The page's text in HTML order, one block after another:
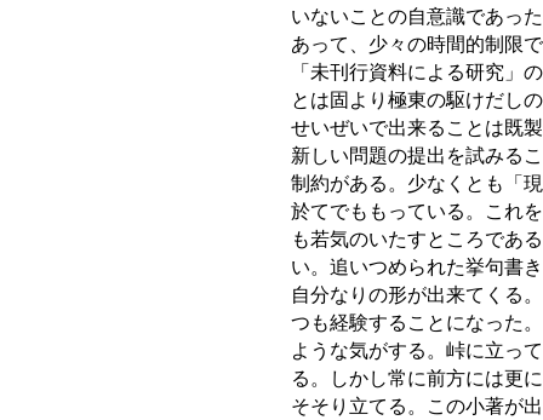
いないことの自意識であっ
あって、少々の時間的制限
「未刊行資料による研究」
とは固より極東の駆けだし
せいぜいで出来ることは既
新しい問題の提出を試みる
制約がある。少なくとも「
於てでももっている。これ
も若気のいたすところであ
い。追いつめられた挙句書
自分なりの形が出来てくる
つも経験することになった
ような気がする。峠に立っ
る。しかし常に前方には更
そそり立てる。この小著が